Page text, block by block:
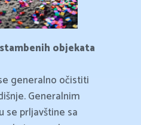
objekata
generalno očistiti
Generalnim
se prljavštine sa